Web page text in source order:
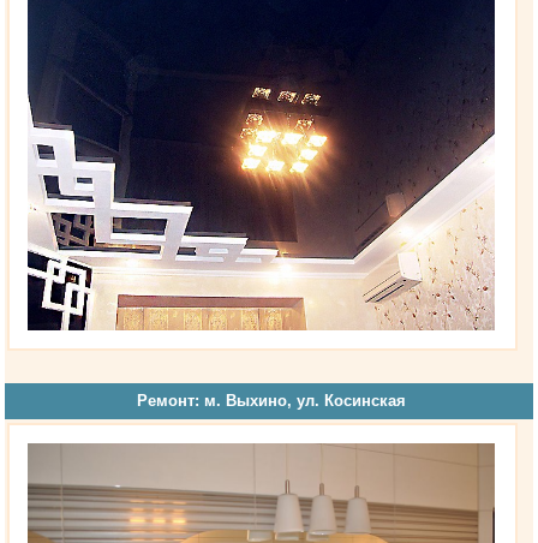
Ремонт: м. Выхино, ул. Косинская